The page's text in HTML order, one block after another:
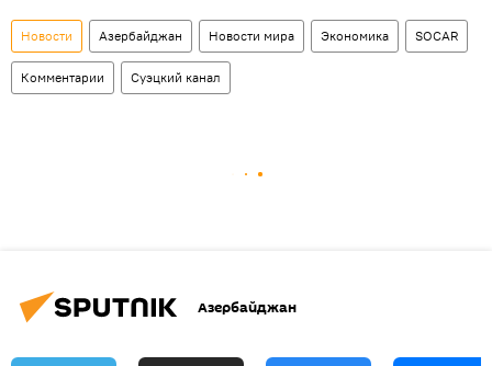
Новости Азербайджан Новости мира Экономика SOCAR
Комментарии Суэцкий канал
Азербайджан